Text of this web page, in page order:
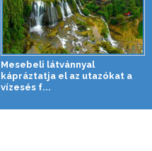
Mesebeli látvánnyal
kápráztatja el az utazókat a
vízesés f...